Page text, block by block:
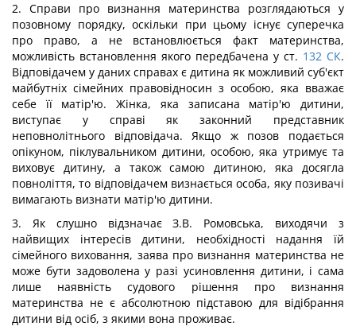
2. Справи про визнання материнства розглядаються у
позовному порядку, оскільки при цьому існує суперечка
про право, а не встановлюється факт материнства,
можливість встановлення якого передбачена у ст. 132 СК.
Відповідачем у даних справах є дитина як можливий суб'єкт
майбутніх сімейних правовідносин з особою, яка вважає
себе її матір'ю. Жінка, яка записана матір'ю дитини,
виступає у справі як законний представник
неповнолітнього відповідача. Якщо ж позов подається
опікуном, піклувальником дитини, особою, яка утримує та
виховує дитину, а також самою дитиною, яка досягла
повноліття, то відповідачем визнається особа, яку позивачі
вимагають визнати матір'ю дитини.
3. Як слушно відзначає З.В. Ромовська, виходячи з
найвищих інтересів дитини, необхідності надання їй
сімейного виховання, заява про визнання материнства не
може бути задоволена у разі усиновлення дитини, і сама
лише наявність судового рішення про визнання
материнства не є абсолютною підставою для відібрання
дитини від осіб, з якими вона проживає.